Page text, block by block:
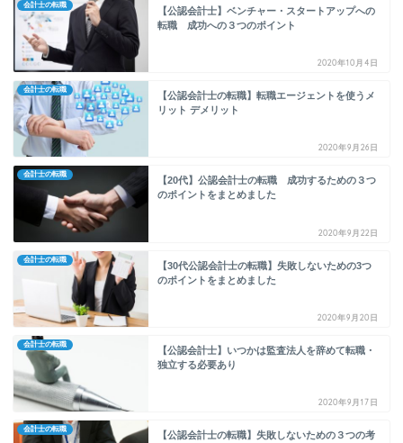
会計士の転職
【公認会計士】ベンチャー・スタートアップへの
転職 成功への３つのポイント
2020年10月4日
会計士の転職
【公認会計士の転職】転職エージェントを使うメ
リット デメリット
2020年9月26日
会計士の転職
【20代】公認会計士の転職 成功するための３つ
のポイントをまとめました
2020年9月22日
会計士の転職
【30代公認会計士の転職】失敗しないための3つ
のポイントをまとめました
2020年9月20日
会計士の転職
【公認会計士】いつかは監査法人を辞めて転職・
独立する必要あり
2020年9月17日
会計士の転職
【公認会計士の転職】失敗しないための３つの考